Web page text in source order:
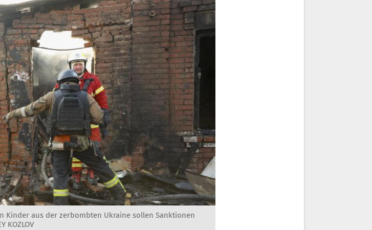
Kinder aus der zerbombten Ukraine sollen Sanktionen
KOZLOV